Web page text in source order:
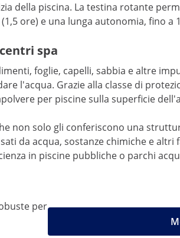
della piscina. La testina rotante
ore) e una lunga autonomia, fino
spa
foglie, capelli, sabbia e altre
l'acqua. Grazie alla classe di
per piscine sulla superficie
non solo gli conferiscono una
da acqua, sostanze chimiche e
in piscine pubbliche o parchi
per